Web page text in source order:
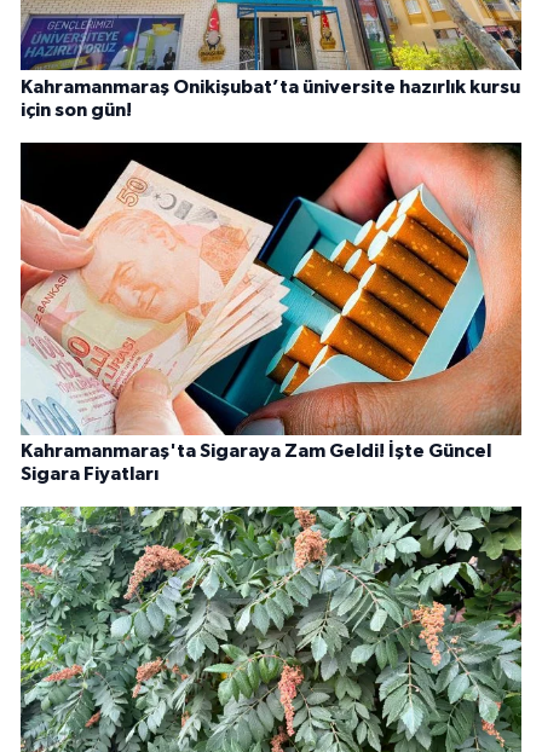
Kahramanmaraş Onikişubat’ta üniversite hazırlık kursu
için son gün!
Kahramanmaraş'ta Sigaraya Zam Geldi! İşte Güncel
Sigara Fiyatları